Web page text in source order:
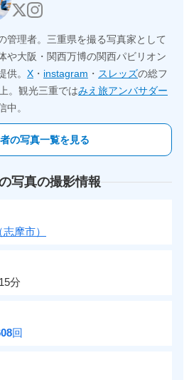
管理者。三重県を撮る写真家として
や大阪・関西万博の関西パビリオン
供。 X ・ instagram ・ スレッズの総フ
。観光三重ではみえ旅アンバサダー
中。
の写真一覧を見る
写真の撮影情報
摩市）
分
回